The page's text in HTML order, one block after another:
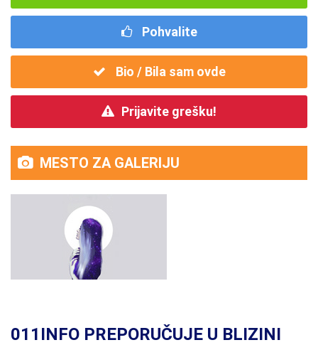
Pohvalite
Bio / Bila sam ovde
Prijavite grešku!
MESTO ZA GALERIJU
011INFO PREPORUČUJE U BLIZINI